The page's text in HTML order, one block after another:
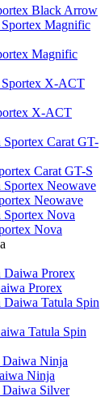
Black Arrow
Magnific
X-ACT
Carat GT-S
Neowave
Nova
Prorex
Tatula Spin
Ninja